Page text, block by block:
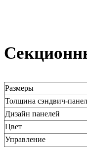
Размеры
Толщина сэндвич-
Дизайн панелей
Цвет
Управление